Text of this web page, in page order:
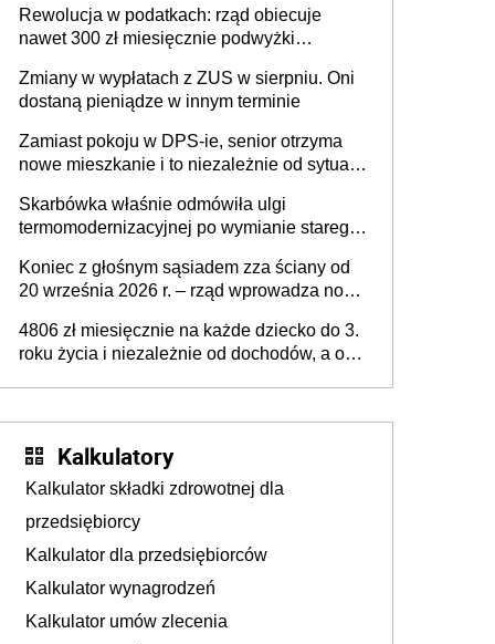
spóźnialscy świadczenia nie otrzymają
Rewolucja w podatkach: rząd obiecuje
nawet 300 zł miesięcznie podwyżki
Zmiany w wypłatach z ZUS w sierpniu. Oni
dostaną pieniądze w innym terminie
Zamiast pokoju w DPS-ie, senior otrzyma
nowe mieszkanie i to niezależnie od sytuacji
wsparcia dla osób po 60 roku życia
Skarbówka właśnie odmówiła ulgi
termomodernizacyjnej po wymianie starego
Koniec z głośnym sąsiadem zza ściany od
20 września 2026 r. – rząd wprowadza nowe
mieszkańców
4806 zł miesięcznie na każde dziecko do 3.
roku życia i niezależnie od dochodów, a od
Polsce
Kalkulatory
Kalkulator składki zdrowotnej dla
przedsiębiorcy
Kalkulator dla przedsiębiorców
Kalkulator wynagrodzeń
Kalkulator umów zlecenia